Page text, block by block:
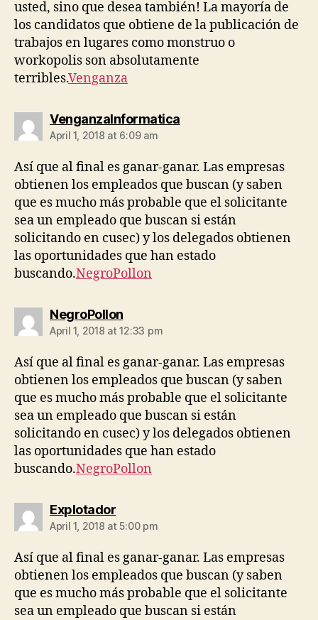
usted, sino que desea también! La mayoría de
los candidatos que obtiene de la publicación de
trabajos en lugares como monstruo o
workopolis son absolutamente
terribles.Venganza
VenganzaInformaticasays:
April 1, 2018 at 6:09 am
Así que al final es ganar-ganar. Las empresas
obtienen los empleados que buscan (y saben
que es mucho más probable que el solicitante
sea un empleado que buscan si están
solicitando en cusec) y los delegados obtienen
las oportunidades que han estado
buscando.NegroPollon
NegroPollonsays:
April 1, 2018 at 12:33 pm
Así que al final es ganar-ganar. Las empresas
obtienen los empleados que buscan (y saben
que es mucho más probable que el solicitante
sea un empleado que buscan si están
solicitando en cusec) y los delegados obtienen
las oportunidades que han estado
buscando.NegroPollon
Explotadorsays:
April 1, 2018 at 5:00 pm
Así que al final es ganar-ganar. Las empresas
obtienen los empleados que buscan (y saben
que es mucho más probable que el solicitante
sea un empleado que buscan si están